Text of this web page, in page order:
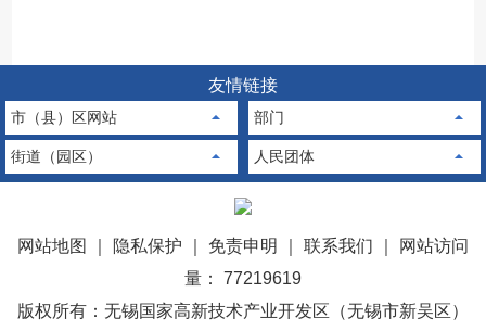
友情链接
市（县）区网站 部门
街道（园区） 人民团体
网站地图 隐私保护 免责申明 联系我们
网站访问
量： 77219619
版权所有：无锡国家高新技术产业开发区（无锡市新吴区）